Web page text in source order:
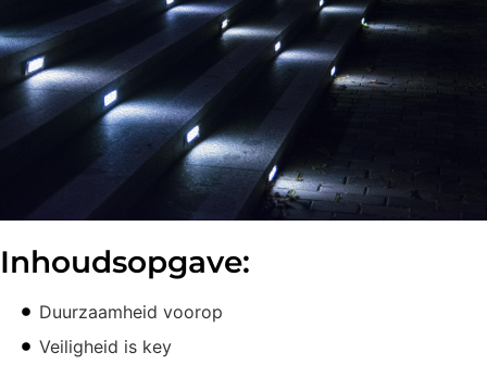
Inhoudsopgave:
Duurzaamheid voorop
Veiligheid is key